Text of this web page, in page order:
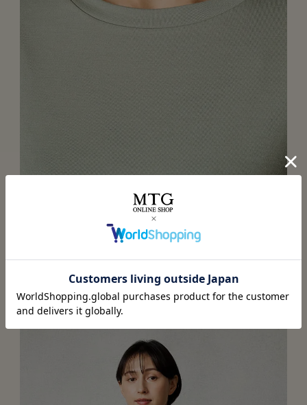
ゆとりのあるシルエットで快適な寝心地
寝返りを打っても気にならないようなシルエットを追求。